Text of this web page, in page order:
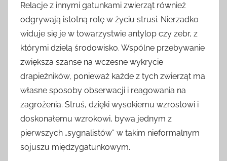
Relacje z innymi gatunkami zwierząt również
odgrywają istotną rolę w życiu strusi. Nierzadko
widuje się je w towarzystwie antylop czy zebr, z
którymi dzielą środowisko. Wspólne przebywanie
zwiększa szanse na wczesne wykrycie
drapieżników, ponieważ każde z tych zwierząt ma
własne sposoby obserwacji i reagowania na
zagrożenia. Struś, dzięki wysokiemu wzrostowi i
doskonałemu wzrokowi, bywa jednym z
pierwszych „sygnalistów” w takim nieformalnym
sojuszu międzygatunkowym.